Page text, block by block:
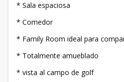
* ⁠Sala espaciosa
* ⁠Comedor
* Family Room ideal para
* Totalmente amueblado
* ⁠vista al campo de golf